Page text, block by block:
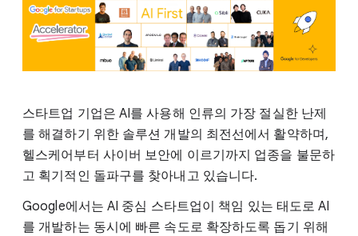
스타트업 기업은 AI를 사용해 인류의 가장 절실한 난제
를 해결하기 위한 솔루션 개발의 최전선에서 활약하며,
헬스케어부터 사이버 보안에 이르기까지 업종을 불문하
고 획기적인 돌파구를 찾아내고 있습니다.
Google에서는 AI 중심 스타트업이 책임 있는 태도로 AI
를 개발하는 동시에 빠른 속도로 확장하도록 돕기 위해